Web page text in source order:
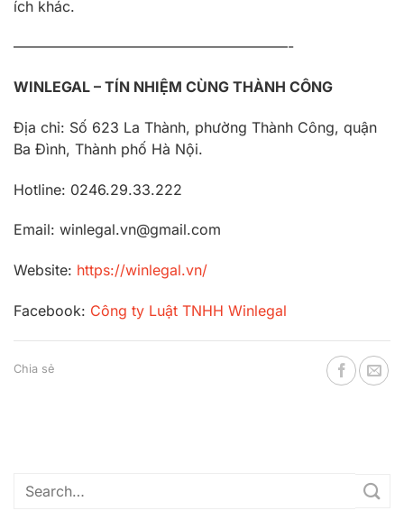
ích khác.
———————————————————-
WINLEGAL – TÍN NHIỆM CÙNG THÀNH CÔNG
Địa chỉ: Số 623 La Thành, phường Thành Công, quận
Ba Đình, Thành phố Hà Nội.
Hotline: 0246.29.33.222
Email: winlegal.vn@gmail.com
Website: https://winlegal.vn/
Facebook: Công ty Luật TNHH Winlegal
Chia sẻ